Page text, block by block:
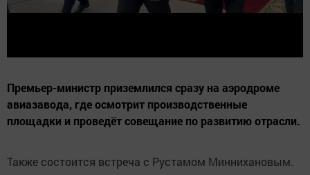
Премьер-министр приземлился сразу на аэродроме
авиазавода, где осмотрит производственные
площадки и проведёт совещание по развитию отрасли.
Также состоится встреча с Рустамом Миннихановым.